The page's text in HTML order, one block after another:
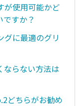
が使用可能かど
すか？
グに最適のグリ
ならない方法は
どちらがお勧め